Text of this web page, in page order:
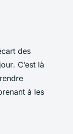
des
. C’est là
à les